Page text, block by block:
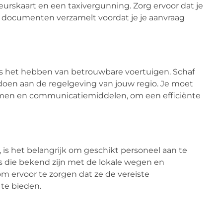
en een taxivergunning. Zorg ervoor dat je
verzamelt voordat je je aanvraag
het hebben van betrouwbare voertuigen. Schaf
aan de regelgeving van jouw regio. Je moet
en communicatiemiddelen, om een efficiënte
het belangrijk om geschikt personeel aan te
bekend zijn met de lokale wegen en
ervoor te zorgen dat ze de vereiste
bieden.